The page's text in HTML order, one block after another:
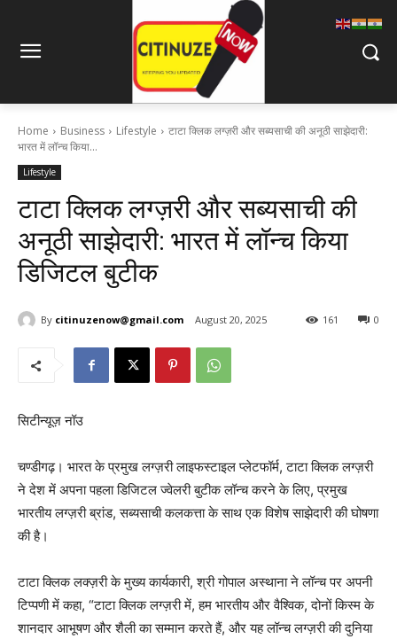
Home Business Lifestyle
टाटा क्लिक लग्ज़री और सब्यसाची की अनूठी साझेदारी:
भारत में लॉन्च किया...
Lifestyle
टाटा क्लिक लग्ज़री और सब्यसाची की
अनूठी साझेदारी: भारत में लॉन्च किया
डिजिटल बुटीक
By citinuzenow@gmail.com August 20, 2025 0
161
सिटीन्यूज़ नॉउ
चण्डीगढ़। भारत के प्रमुख लग्ज़री लाइफस्टाइल प्लेटफॉर्म, टाटा क्लिक लग्ज़री
ने देश में अपना पहला डिजिटल ज्वेलरी बुटीक लॉन्च करने के लिए, प्रमुख
भारतीय लग्ज़री ब्रांड, सब्यसाची कलकत्ता के साथ एक विशेष साझेदारी की घोषणा
की है।
टाटा क्लिक लक्ज़री के मुख्य कार्यकारी, श्री गोपाल अस्थाना ने लॉन्च पर अपनी
टिप्पणी में कहा, “टाटा क्लिक लग्ज़री में, हम भारतीय और वैश्विक, दोनों किस्म के
शानदार आभूषण और शैली का सम्मान करते हैं, और यह लॉन्च लग्ज़री की दुनिया